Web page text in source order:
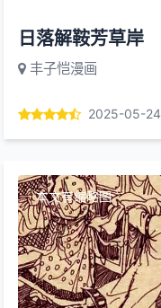
日落解鞍芳草岸
丰子恺漫画
2025-05-24
本文有缩略图